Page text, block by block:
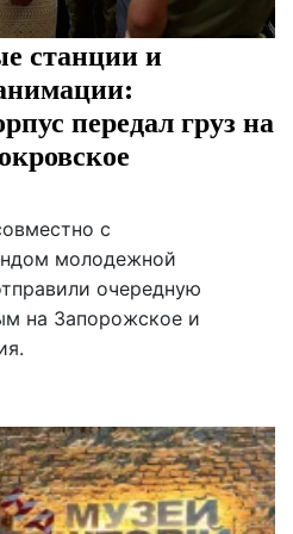
станции и
передал груз на
с
молодежной
очередную
на Запорожское и